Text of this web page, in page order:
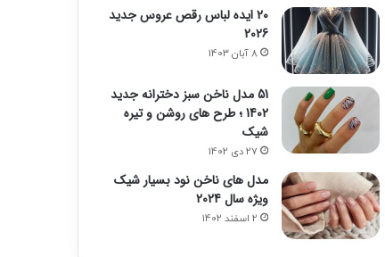
20 ایده لباس رقص عروس جدید
2026
8 آبان 1403
51 مدل ناخن سبز دخترانه جدید
1402 ؛ طرح های روشن و تیره
شیک
27 دی 1402
مدل های ناخن نود بسیار شیک
ویژه سال 2024
2 اسفند 1402